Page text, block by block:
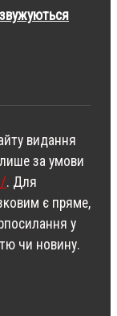
видання
за умови
. Для
є пряме,
у
чи новину.